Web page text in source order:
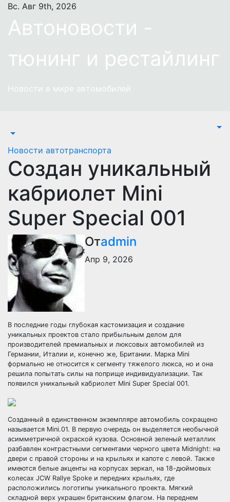
Перейти
содержимому
Вс. Авг 9th, 2026
Автоновости -
тюнинг и рестайлинг
Новости в мире автомобилей
Новости автотранспорта
Создан уникальный
кабриолет Mini
Super Special 001
Отadmin
Апр 9, 2026
В последние годы глубокая кастомизация и создание
уникальных проектов стало прибыльным делом для
производителей премиальных и люксовых автомобилей из
Германии, Италии и, конечно же, Британии. Марка Mini
формально не относится к сегменту тяжелого люкса, но и она
решила попытать силы на поприще индивидуализации. Так
появился уникальный кабриолет Mini Super Special 001.
Созданный в единственном экземпляре автомобиль сокращено
называется Mini.01. В первую очередь он выделяется необычной
асимметричной окраской кузова. Основной зеленый металлик
разбавлен контрастными сегментами черного цвета Midnight: на
двери с правой стороны и на крыльях и капоте с левой. Также
имеются белые акценты на корпусах зеркал, на 18-дюймовых
колесах JCW Rallye Spoke и передних крыльях, где
расположились логотипы уникального проекта. Мягкий
складной верх украшен британским флагом. На переднем